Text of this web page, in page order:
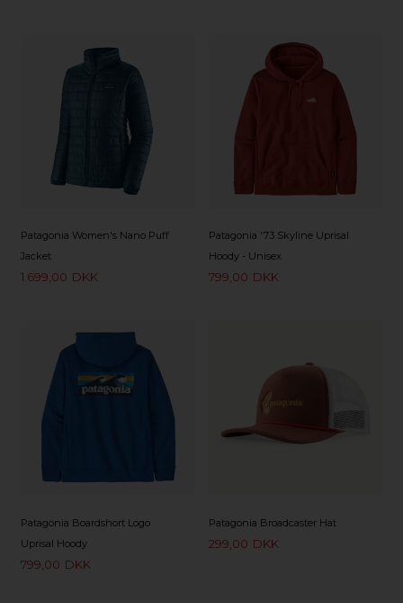
Patagonia Women's Nano Puff
Jacket
1.699,00 DKK
Patagonia '73 Skyline Uprisal
Hoody - Unisex
799,00 DKK
Patagonia Boardshort Logo
Uprisal Hoody
799,00 DKK
Patagonia Broadcaster Hat
299,00 DKK